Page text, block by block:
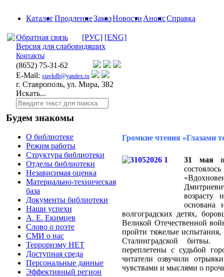
КаталогПродлениеЗаказНовости АнонсСправка
Обратная связь [РУС] [ENG]
Версия для слабовидящих
Контакты
(8652) 75-31-62
E-Mail: stavkdb@yandex.ru
г. Ставрополь, ул. Мира, 382
Искать...
Будем знакомы
О библиотеке
Режим работы
Структура библиотеки
Отделы библиотеки
Независимая оценка
Материально-техническая
база
Документы библиотеки
Наши успехи
А. Е. Екимцев
Слово о поэте
СМИ о нас
Терроризму НЕТ
Доступная среда
Персональные данные
Эффективный регион
Громкие чтения «Глазами
31 маяв
возрасту
основана
волгоградских детях,
Великой Отечественной
пройти тяжелые
Сталинградской битвы.
переплетены с судьбой
читатели озвучили
чувствами и мыслями о